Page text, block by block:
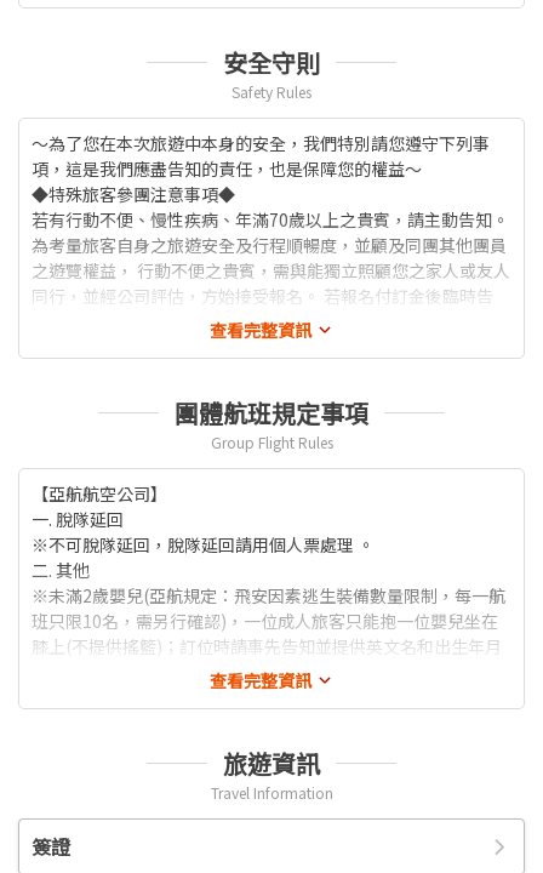
安全守則
Safety Rules
～為了您在本次旅遊中本身的安全，我們特別請您遵守下列事
項，這是我們應盡告知的責任，也是保障您的權益～
◆特殊旅客參團注意事項◆
若有行動不便、慢性疾病、年滿70歲以上之貴賓，請主動告知。
為考量旅客自身之旅遊安全及行程順暢度，並顧及同團其他團員
之遊覽權益， 行動不便之貴賓，需與能獨立照顧您之家人或友人
同行，並經公司評估，方始接受報名。 若報名付訂金後臨時告
知，將收取相關必要費用，敬請見諒。
2. 貴重物品請託放至飯店保險箱，如需隨身攜帶切勿離手，小心
3. 住宿飯店時請隨時將房門扣上安全鎖，以策安全；勿在燈上晾
衣物；勿在床上吸煙，聽到警報器響, 請由緊急出口迅速離開。
4. 游泳池未開放時請勿擅自入池游泳，並切記勿單獨入池。
5. 搭乘船隻請務必穿著救生衣。
6. 搭乘快艇請扶緊把手或坐穩，勿任意移動。
7. 海邊戲水請勿超越安全警戒線。
8. 搭乘車時請勿任意更換座位，頭、手請勿伸出窗外，上下車時
注意來車方向以免發生危險。
9. 搭乘纜車時請依序上下，聽從工作人員指揮。
10. 團體需一起活動，途中若要離隊需徵得領隊同意以免發生意
外。
12. 行走雪地及陡峭之路請謹慎小心。
13. 切勿在公共場合露財，購物時也勿當眾清數鈔票。
所的注意事項。
查看完整資訊
團體航班規定事項
Group Flight Rules
【亞航航空公司】
一. 脫隊延回
※不可脫隊延回，脫隊延回請用個人票處理 。
二. 其他
※未滿2歲嬰兒(亞航規定：飛安因素逃生裝備數量限制，每一航
班只限10名，需另行確認)，一位成人旅客只能抱一位嬰兒坐在
膝上(不提供搖籃)；訂位時請事先告知並提供英文名和出生年月
日；如遇該航班嬰兒人數已達上限，即無法受理嬰兒同行，亦不
接受嬰兒佔位使用成人設備。如有攜帶嬰兒的旅客，請務必於付
※嬰兒不含行李及無座位，無嬰兒搖籃且需全程父母抱著。
※團體票無免費劃位，座位安排係由航空公司調度，同行者座位
不一定能相鄰，敬請見諒！
★亞航機票，一經開票/付訂後，取消則無退票價值(醫療原因亦
查看完整資訊
旅遊資訊
Travel Information
簽證